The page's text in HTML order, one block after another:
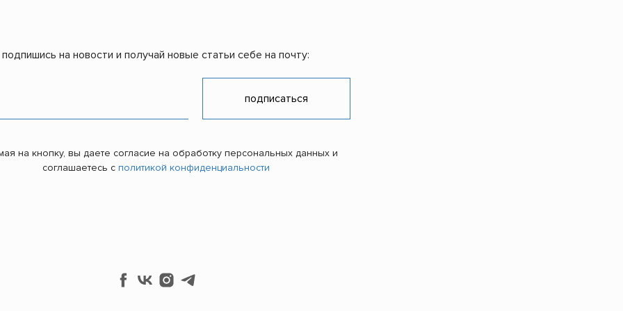
подпишись на новости и получай новые статьи себе на почту:
подписаться
на кнопку, вы даете согласие на обработку персональных данных и
соглашаетесь c политикой конфиденциальности